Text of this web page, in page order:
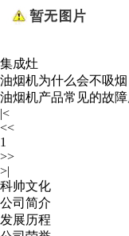
集成灶
油烟机为什么会不吸
油烟机产品常见的故
|<
<<
1
>>
>|
科帅文化
公司简介
发展历程